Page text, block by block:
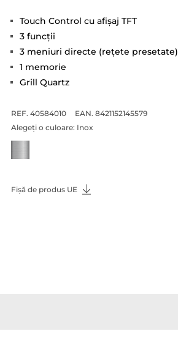
Touch Control cu afişaj TFT
3 funcţii
3 meniuri directe (reţete presetate)
1 memorie
Grill Quartz
REF. 40584010
EAN. 8421152145579
Alegeți o culoare: Inox
Fișă de produs UE